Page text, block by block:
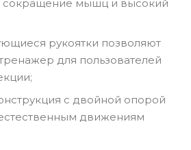
сокращение мышц и высокий
рукоятки позволяют
для пользователей
с двойной опорой
движениям